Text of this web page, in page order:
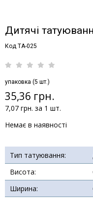
Дитячі
Код TA-025
упаковка (5 шт.)
35,36 грн.
7,07 грн. за 1 шт.
Немає в наявності
Тип татуювання:
Висота:
Ширина: